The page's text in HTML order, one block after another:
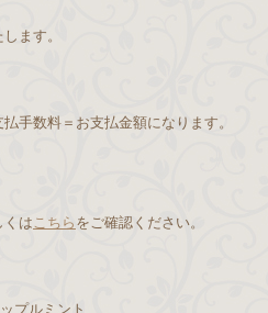
ます。
手数料＝お支払金額になります。
くはこちら をご確認ください。
プルミント